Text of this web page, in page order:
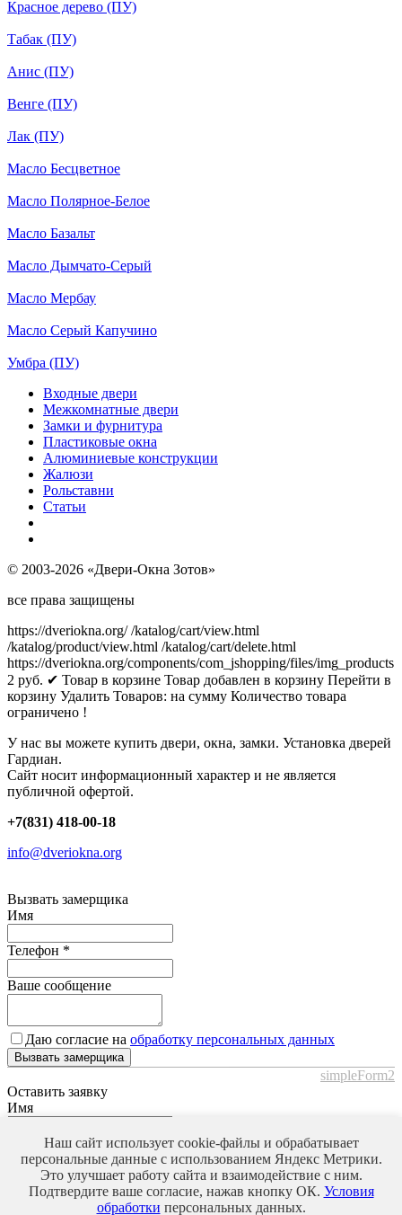
Красное дерево (ПУ)
Табак (ПУ)
Анис (ПУ)
Венге (ПУ)
Лак (ПУ)
Масло Бесцветное
Масло Полярное-Белое
Масло Базальт
Масло Дымчато-Серый
Масло Мербау
Масло Серый Капучино
Умбра (ПУ)
Входные двери
Межкомнатные двери
Замки и фурнитура
Пластиковые окна
Алюминиевые конструкции
Жалюзи
Рольставни
Статьи
© 2003-2026 «Двери-Окна Зотов»
все права защищены
https://dveriokna.org/ /katalog/cart/view.html
/katalog/product/view.html /katalog/cart/delete.html
https://dveriokna.org/components/com_jshopping/files/img_products
2 руб. ✔ Товар в корзине Товар добавлен в корзину Перейти в
корзину Удалить Товаров: на сумму Количество товара
ограничено !
У нас вы можете купить двери, окна, замки. Установка дверей
Гардиан.
Сайт носит информационный характер и не является
публичной офертой.
+7(831) 418-00-18
info@dveriokna.org
Вызвать замерщика
Имя
Телефон *
Ваше сообщение
Даю согласие на обработку персональных данных
Вызвать замерщика
simpleForm2
Оставить заявку
Имя
Телефон*
Ваше сообщение
Наш сайт использует cookie-файлы и обрабатывает
персональные данные с использованием Яндекс Метрики.
Это улучшает работу сайта и взаимодействие с ним.
Подтвердите ваше согласие, нажав кнопку ОК. Условия
обработки персональных данных.